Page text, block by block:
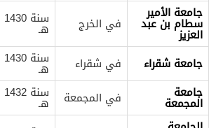
جامعة الأمير
سطام بن عبد
العزيز
في الخرج سنة 1430
هـ
جامعة شقراء في شقراء سنة 1430
هـ
جامعة
المجمعة في المجمعة سنة 1432
هـ